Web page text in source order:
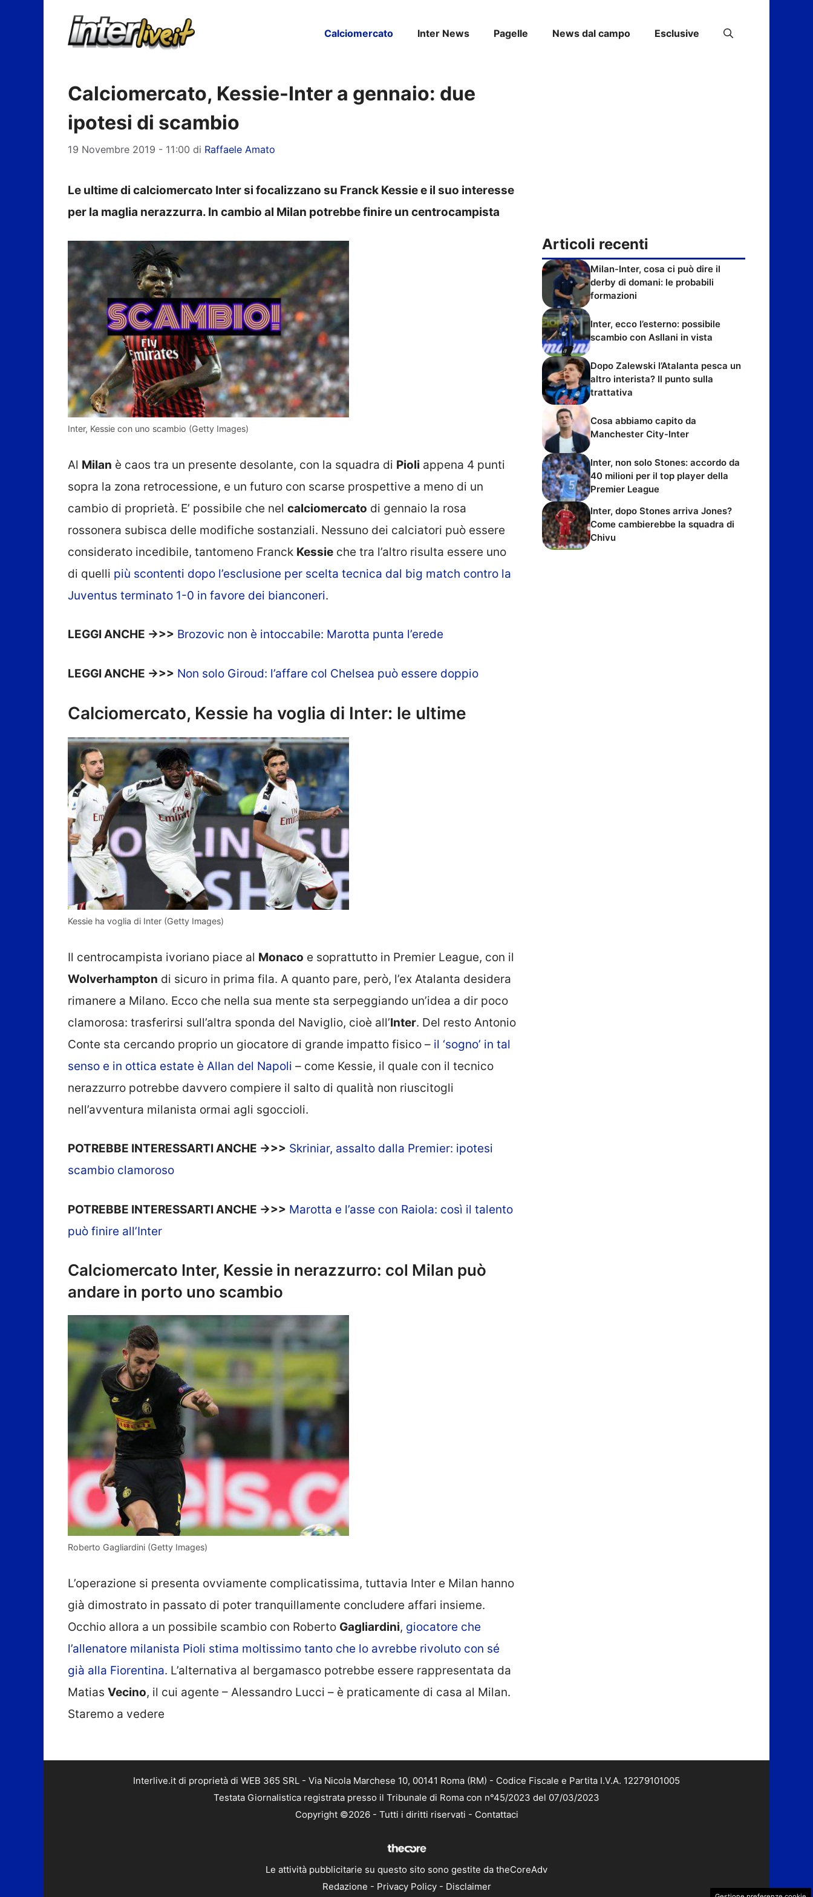
Calciomercato Inter News Pagelle News dal campo Esclusive
Calciomercato, Kessie-Inter a gennaio: due
ipotesi di scambio
19 Novembre 2019 - 11:00 di Raffaele Amato
Le ultime di calciomercato Inter si focalizzano su Franck Kessie e il suo interesse
per la maglia nerazzurra. In cambio al Milan potrebbe finire un centrocampista
Inter, Kessie con uno scambio (Getty Images)
Al Milan è caos tra un presente desolante, con la squadra di Pioli appena 4 punti
sopra la zona retrocessione, e un futuro con scarse prospettive a meno di un
cambio di proprietà. E’ possibile che nel calciomercato di gennaio la rosa
rossonera subisca delle modifiche sostanziali. Nessuno dei calciatori può essere
considerato incedibile, tantomeno Franck Kessie che tra l’altro risulta essere uno
di quelli più scontenti dopo l’esclusione per scelta tecnica dal big match contro la
Juventus terminato 1-0 in favore dei bianconeri.
LEGGI ANCHE ->>> Brozovic non è intoccabile: Marotta punta l’erede
LEGGI ANCHE ->>> Non solo Giroud: l’affare col Chelsea può essere doppio
Calciomercato, Kessie ha voglia di Inter: le ultime
Kessie ha voglia di Inter (Getty Images)
Il centrocampista ivoriano piace al Monaco e soprattutto in Premier League, con il
Wolverhampton di sicuro in prima fila. A quanto pare, però, l’ex Atalanta desidera
rimanere a Milano. Ecco che nella sua mente sta serpeggiando un’idea a dir poco
clamorosa: trasferirsi sull’altra sponda del Naviglio, cioè all’Inter. Del resto Antonio
Conte sta cercando proprio un giocatore di grande impatto fisico – il ‘sogno’ in tal
senso e in ottica estate è Allan del Napoli – come Kessie, il quale con il tecnico
nerazzurro potrebbe davvero compiere il salto di qualità non riuscitogli
nell’avventura milanista ormai agli sgoccioli.
POTREBBE INTERESSARTI ANCHE ->>> Skriniar, assalto dalla Premier: ipotesi
scambio clamoroso
POTREBBE INTERESSARTI ANCHE ->>> Marotta e l’asse con Raiola: così il talento
può finire all’Inter
Calciomercato Inter, Kessie in nerazzurro: col Milan può
andare in porto uno scambio
Roberto Gagliardini (Getty Images)
L’operazione si presenta ovviamente complicatissima, tuttavia Inter e Milan hanno
già dimostrato in passato di poter tranquillamente concludere affari insieme.
Occhio allora a un possibile scambio con Roberto Gagliardini, giocatore che
l’allenatore milanista Pioli stima moltissimo tanto che lo avrebbe rivoluto con sé
già alla Fiorentina. L’alternativa al bergamasco potrebbe essere rappresentata da
Matias Vecino, il cui agente – Alessandro Lucci – è praticamente di casa al Milan.
Staremo a vedere
Articoli recenti
Milan-Inter, cosa ci può dire il
derby di domani: le probabili
formazioni
Inter, ecco l’esterno: possibile
scambio con Asllani in vista
Dopo Zalewski l’Atalanta pesca un
altro interista? Il punto sulla
trattativa
Cosa abbiamo capito da
Manchester City-Inter
Inter, non solo Stones: accordo da
40 milioni per il top player della
Premier League
Inter, dopo Stones arriva Jones?
Come cambierebbe la squadra di
Chivu
Interlive.it di proprietà di WEB 365 SRL - Via Nicola Marchese 10, 00141 Roma (RM) - Codice Fiscale e Partita I.V.A. 12279101005
Testata Giornalistica registrata presso il Tribunale di Roma con n°45/2023 del 07/03/2023
Copyright ©2026 - Tutti i diritti riservati - Contattaci
Le attività pubblicitarie su questo sito sono gestite da theCoreAdv
Redazione - Privacy Policy- Disclaimer